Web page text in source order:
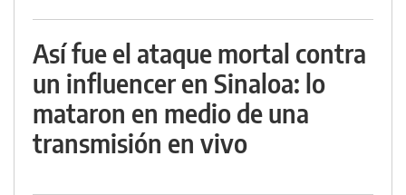
Así fue el ataque mortal contra
un influencer en Sinaloa: lo
mataron en medio de una
transmisión en vivo